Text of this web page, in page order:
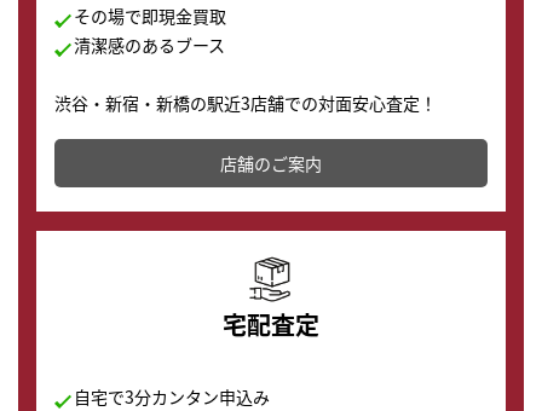
その場で即現金買取
清潔感のあるブース
渋谷・新宿・新橋の駅近3店舗での対面安心査定！
その場で現金買取致します。渋谷本店では、時計販売の
店舗を併設しており、下取りに出してお得に新しい時計
の購入もできます♪
店舗のご案内
宅配査定
自宅で3分カンタン申込み